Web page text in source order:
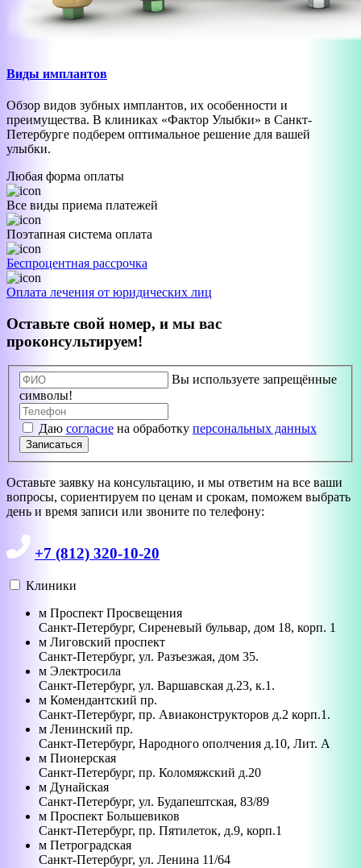
Виды имплантов
Обзор видов зубных имплантов, их особенности и
преимущества. В клиниках «Фактор Улыбки» в Санкт-
Петербурге подберем оптимальное решение для вашей
улыбки.
Любая форма оплаты
Все виды приема платежей
Поэтапная система оплата
Беспроцентная рассрочка
Оплата лечения от юридических лиц
Оставьте свой номер, и мы вас
проконсультируем!
Вы используете запрещённые
символы!
Даю согласие на обработку персональных данных
Записаться
Оставьте заявку на консультацию, и мы ответим на все ваши
вопросы, сориентируем по ценам и срокам, поможем выбрать
день и время записи или звоните по телефону:
+7 (812) 320-10-20
Клиники
м Проспект Просвещения
Санкт-Петербург, Сиреневый бульвар, дом 18, корп. 1
м Лиговский проспект
Санкт-Петербург, ул. Разъезжая, дом 35.
м Электросила
Санкт-Петербург, ул. Варшавская д.23, к.1.
м Комендантский пр.
Санкт-Петербург, пр. Авиаконструкторов д.2 корп.1.
м Ленинский пр.
Санкт-Петербург, Народного ополчения д.10, Лит. А
м Пионерская
Санкт-Петербург, пр. Коломяжский д.20
м Дунайская
Санкт-Петербург, ул. Будапештская, 83/89
м Проспект Большевиков
Санкт-Петербург, пр. Пятилеток, д.9, корп.1
м Петроградская
Санкт-Петербург, ул. Ленина 11/64